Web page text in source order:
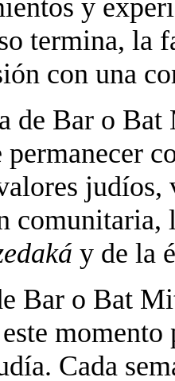
y
termina, la
con una
de Bar o
comunitaria,
y de la
Bar o Bat
Cada